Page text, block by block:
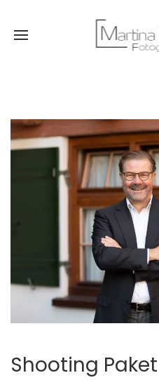
Shooting Paket